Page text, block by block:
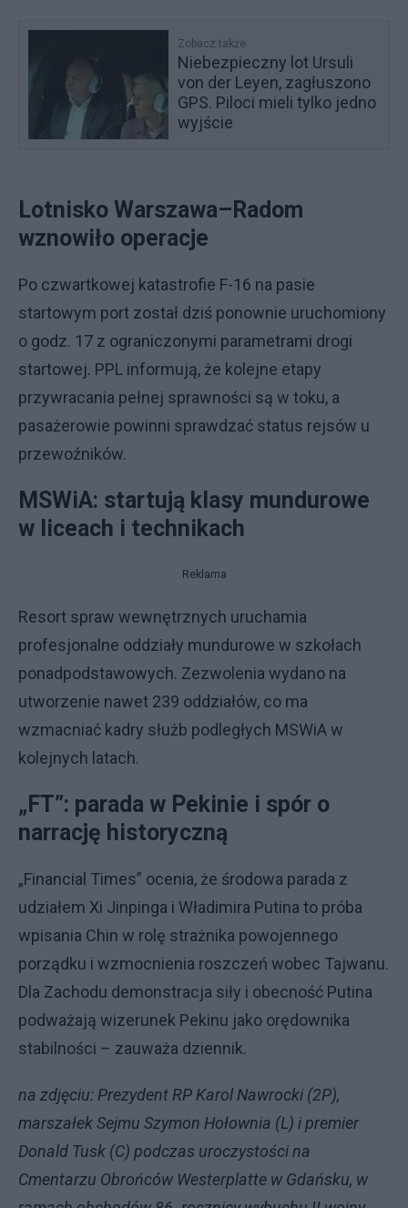
Zobacz także
Niebezpieczny lot Ursuli
von der Leyen, zagłuszono
GPS. Piloci mieli tylko jedno
wyjście
Lotnisko Warszawa–Radom
wznowiło operacje
Po czwartkowej katastrofie F-16 na pasie
startowym port został dziś ponownie uruchomiony
o godz. 17 z ograniczonymi parametrami drogi
startowej. PPL informują, że kolejne etapy
przywracania pełnej sprawności są w toku, a
pasażerowie powinni sprawdzać status rejsów u
przewoźników.
MSWiA: startują klasy mundurowe
w liceach i technikach
Reklama
Resort spraw wewnętrznych uruchamia
profesjonalne oddziały mundurowe w szkołach
ponadpodstawowych. Zezwolenia wydano na
utworzenie nawet 239 oddziałów, co ma
wzmacniać kadry służb podległych MSWiA w
kolejnych latach.
„FT”: parada w Pekinie i spór o
narrację historyczną
„Financial Times” ocenia, że środowa parada z
udziałem Xi Jinpinga i Władimira Putina to próba
wpisania Chin w rolę strażnika powojennego
porządku i wzmocnienia roszczeń wobec Tajwanu.
Dla Zachodu demonstracja siły i obecność Putina
podważają wizerunek Pekinu jako orędownika
stabilności – zauważa dziennik.
na zdjęciu: Prezydent RP Karol Nawrocki (2P),
marszałek Sejmu Szymon Hołownia (L) i premier
Donald Tusk (C) podczas uroczystości na
Cmentarzu Obrońców Westerplatte w Gdańsku, w